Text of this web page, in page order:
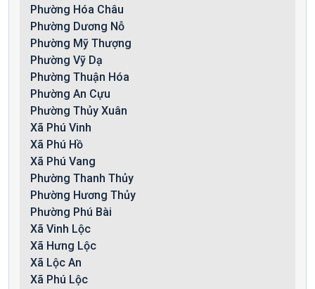
Phường Hóa Châu
Phường Dương Nỗ
Phường Mỹ Thượng
Phường Vỹ Dạ
Phường Thuận Hóa
Phường An Cựu
Phường Thủy Xuân
Xã Phú Vinh
Xã Phú Hồ
Xã Phú Vang
Phường Thanh Thủy
Phường Hương Thủy
Phường Phú Bài
Xã Vinh Lộc
Xã Hưng Lộc
Xã Lộc An
Xã Phú Lộc